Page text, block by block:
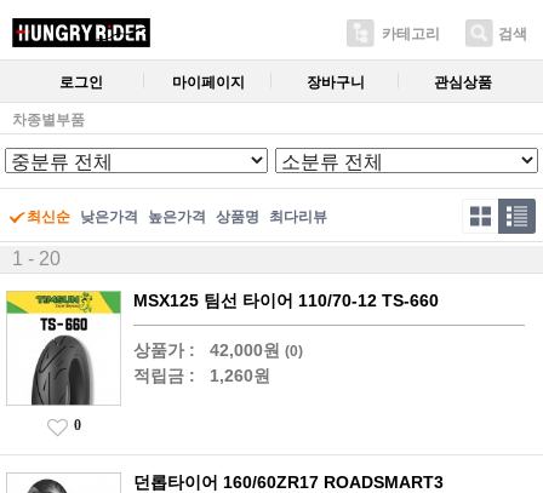
카테고리 검색
로그인 마이페이지 장바구니 관심상품
차종별부품
최신순 낮은가격 높은가격 상품명 최다리뷰
1 - 20
MSX125 팀선 타이어 110/70-12 TS-660
상품가 : 42,000원 (0)
적립금 : 1,260원
0
던롭타이어 160/60ZR17 ROADSMART3